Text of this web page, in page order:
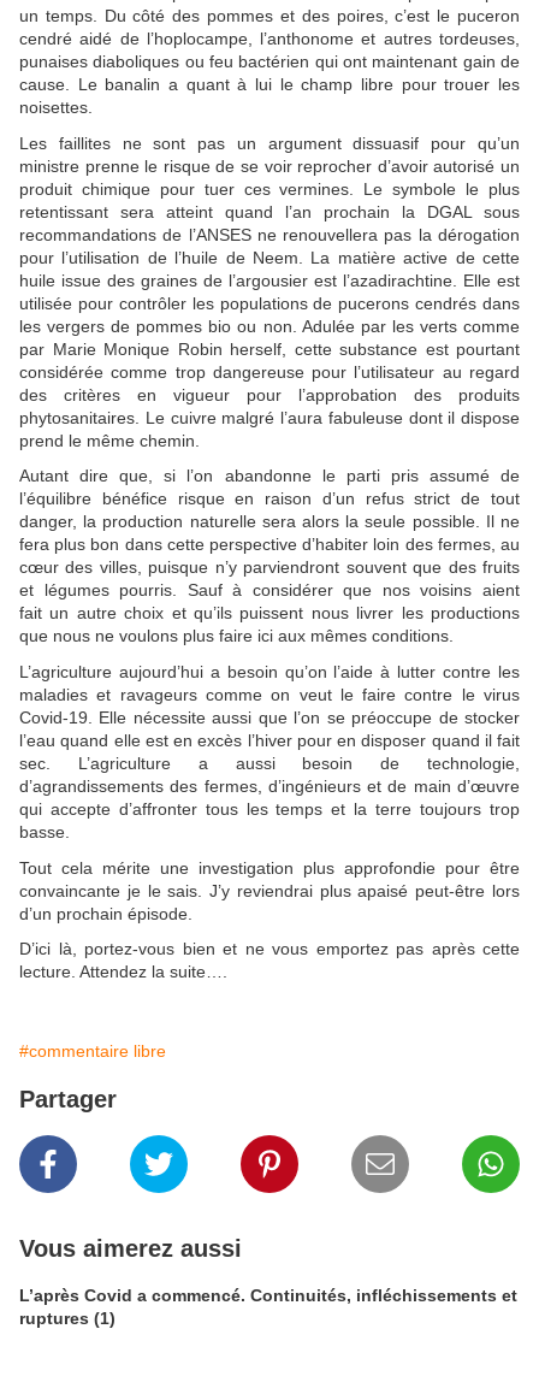
un temps. Du côté des pommes et des poires, c’est le puceron
cendré aidé de l’hoplocampe, l’anthonome et autres tordeuses,
punaises diaboliques ou feu bactérien qui ont maintenant gain de
cause. Le banalin a quant à lui le champ libre pour trouer les
noisettes.
Les faillites ne sont pas un argument dissuasif pour qu’un
ministre prenne le risque de se voir reprocher d’avoir autorisé un
produit chimique pour tuer ces vermines. Le symbole le plus
retentissant sera atteint quand l’an prochain la DGAL sous
recommandations de l’ANSES ne renouvellera pas la dérogation
pour l’utilisation de l’huile de Neem. La matière active de cette
huile issue des graines de l’argousier est l’azadirachtine. Elle est
utilisée pour contrôler les populations de pucerons cendrés dans
les vergers de pommes bio ou non. Adulée par les verts comme
par Marie Monique Robin herself, cette substance est pourtant
considérée comme trop dangereuse pour l’utilisateur au regard
des critères en vigueur pour l’approbation des produits
phytosanitaires. Le cuivre malgré l’aura fabuleuse dont il dispose
prend le même chemin.
Autant dire que, si l’on abandonne le parti pris assumé de
l’équilibre bénéfice risque en raison d’un refus strict de tout
danger, la production naturelle sera alors la seule possible. Il ne
fera plus bon dans cette perspective d’habiter loin des fermes, au
cœur des villes, puisque n’y parviendront souvent que des fruits
et légumes pourris. Sauf à considérer que nos voisins aient
fait un autre choix et qu’ils puissent nous livrer les productions
que nous ne voulons plus faire ici aux mêmes conditions.
L’agriculture aujourd’hui a besoin qu’on l’aide à lutter contre les
maladies et ravageurs comme on veut le faire contre le virus
Covid-19. Elle nécessite aussi que l’on se préoccupe de stocker
l’eau quand elle est en excès l’hiver pour en disposer quand il fait
sec. L’agriculture a aussi besoin de technologie,
d’agrandissements des fermes, d’ingénieurs et de main d’œuvre
qui accepte d’affronter tous les temps et la terre toujours trop
basse.
Tout cela mérite une investigation plus approfondie pour être
convaincante je le sais. J’y reviendrai plus apaisé peut-être lors
d’un prochain épisode.
D’ici là, portez-vous bien et ne vous emportez pas après cette
lecture. Attendez la suite….
#commentaire libre
Partager
Vous aimerez aussi
L’après Covid a commencé. Continuités, infléchissements et
ruptures (1)